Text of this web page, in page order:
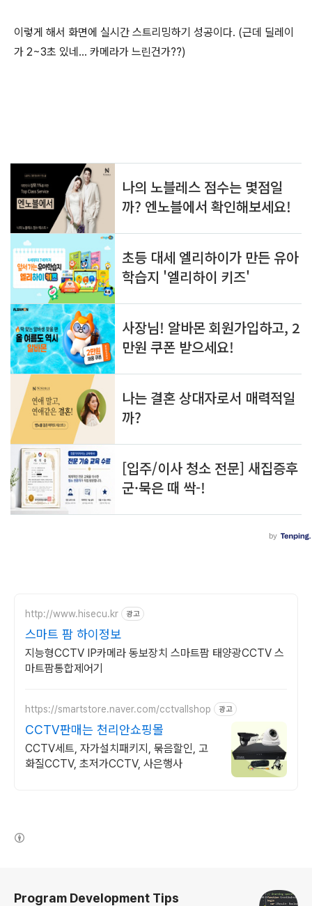
이렇게 해서 화면에 실시간 스트리밍하기 성공이다. (근데 딜레이
가 2~3초 있네... 카메라가 느린건가??)
http://www.hisecu.kr 광고
스마트 팜 하이정보
지능형CCTV IP카메라 동보장치 스마트팜 태양광CCTV 스
마트팜통합제어기
https://smartstore.naver.com/cctvallshop 광고
CCTV판매는 천리안쇼핑몰
CCTV세트, 자가설치패키지, 묶음할인, 고
화질CCTV, 초저가CCTV, 사은행사
Program Development Tips